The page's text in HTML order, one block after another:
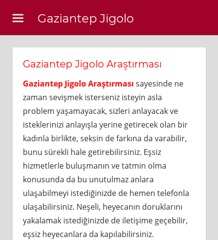
content
Gaziantep Jigolo
Gaziantep Jigolo Araştırması
Gaziantep Jigolo Araştırması sayesinde ne
zaman sevişmek isterseniz isteyin asla
problem yaşamayacak, sizleri anlayacak ve
isteklerinizi anlayışla yerine getirecek olan bir
kadınla birlikte, seksin de farkına da varabilir,
bunu sürekli hale getirebilirsiniz. Eşsiz
hizmetlerle buluşmanın ve tatmin olma
konusunda da bu unutulmaz anlara
ulaşabilmeyi istediğinizde de hemen telefonla
ulaşabilirsiniz. Neşeli, heyecanın doruklarını
yakalamak istediğinizde de iletişime geçebilir,
eşsiz heyecanlara da kapılabilirsiniz.